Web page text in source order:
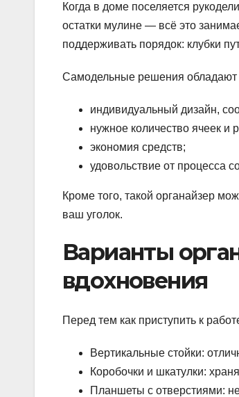
Когда в доме поселяется
остатки мулине — всё это
поддерживать порядок: клубки
Самодельные решения обладают
индивидуальный дизайн,
нужное количество ячеек
экономия средств;
удовольствие от процесса
Кроме того, такой органайзер
ваш уголок.
Варианты
вдохновения
Перед тем как приступить к
Вертикальные стойки:
Коробочки и шкатулки:
Планшеты с отверстиями: